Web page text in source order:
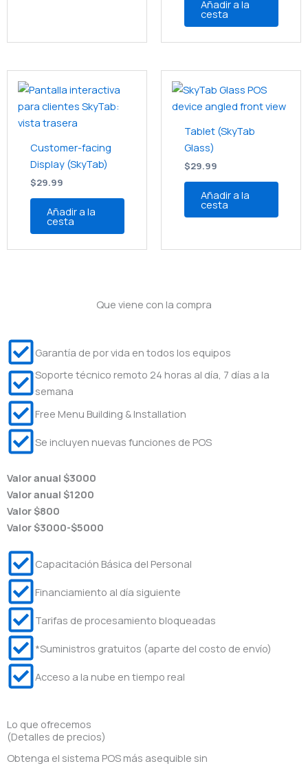
Añadir a la
cesta
Customer-facing
Display (SkyTab)
$29.99
Añadir a la
cesta
Tablet (SkyTab
Glass)
$29.99
Añadir a la
cesta
Que viene con la compra
Garantía de por vida en todos los equipos
Soporte técnico remoto 24 horas al día, 7 días a la
semana
Free Menu Building & Installation
Se incluyen nuevas funciones de POS
Valor anual $3000
Valor anual $1200
Valor $800
Valor $3000-$5000
Capacitación Básica del Personal
Financiamiento al día siguiente
Tarifas de procesamiento bloqueadas
*Suministros gratuitos (aparte del costo de envío)
Acceso a la nube en tiempo real
Lo que ofrecemos
(Detalles de precios)
Obtenga el sistema POS más asequible sin